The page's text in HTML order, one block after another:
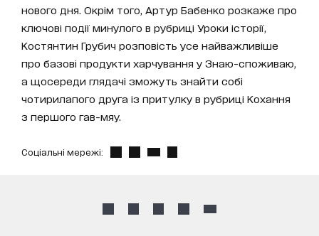
нового дня. Окрім того, Артур Бабенко розкаже про
ключові події минулого в рубриці Уроки історії,
Костянтин Грубич розповість усе найважливіше
про базові продукти харчування у Знаю-споживаю,
а щосереди глядачі зможуть знайти собі
чотирилапого друга із притулку в рубриці Кохання
з першого гав-мяу.
Соціальні мережі: